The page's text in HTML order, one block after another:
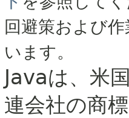
回避策および
います。
Javaは、米
連会社の商